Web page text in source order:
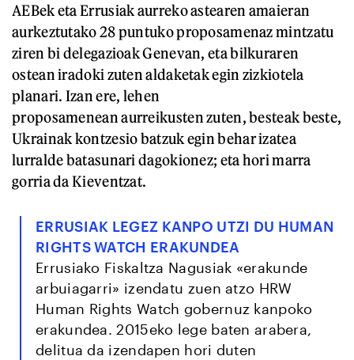
AEBek eta Errusiak aurreko astearen amaieran
aurkeztutako 28 puntuko proposamenaz mintzatu
ziren bi delegazioak Genevan, eta bilkuraren
ostean iradoki zuten aldaketak egin zizkiotela
planari. Izan ere, lehen
proposamenean aurreikusten zuten, besteak beste,
Ukrainak kontzesio batzuk egin behar izatea
lurralde batasunari dagokionez; eta hori marra
gorria da Kieventzat.
ERRUSIAK LEGEZ KANPO UTZI DU HUMAN
RIGHTS WATCH ERAKUNDEA
Errusiako Fiskaltza Nagusiak «erakunde
arbuiagarri» izendatu zuen atzo HRW
Human Rights Watch gobernuz kanpoko
erakundea. 2015eko lege baten arabera,
delitua da izendapen hori duten